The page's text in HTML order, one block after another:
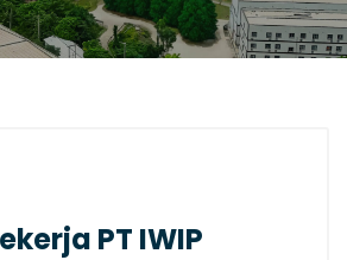
PT IWIP